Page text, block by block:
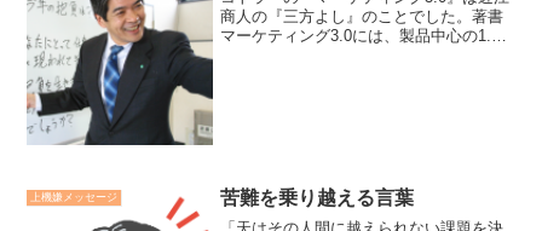
商人の『三方よし』のことでした。著書
マーケティング3.0には、製品中心の1.0
上機嫌メッセージ 苦難を乗り越える言葉